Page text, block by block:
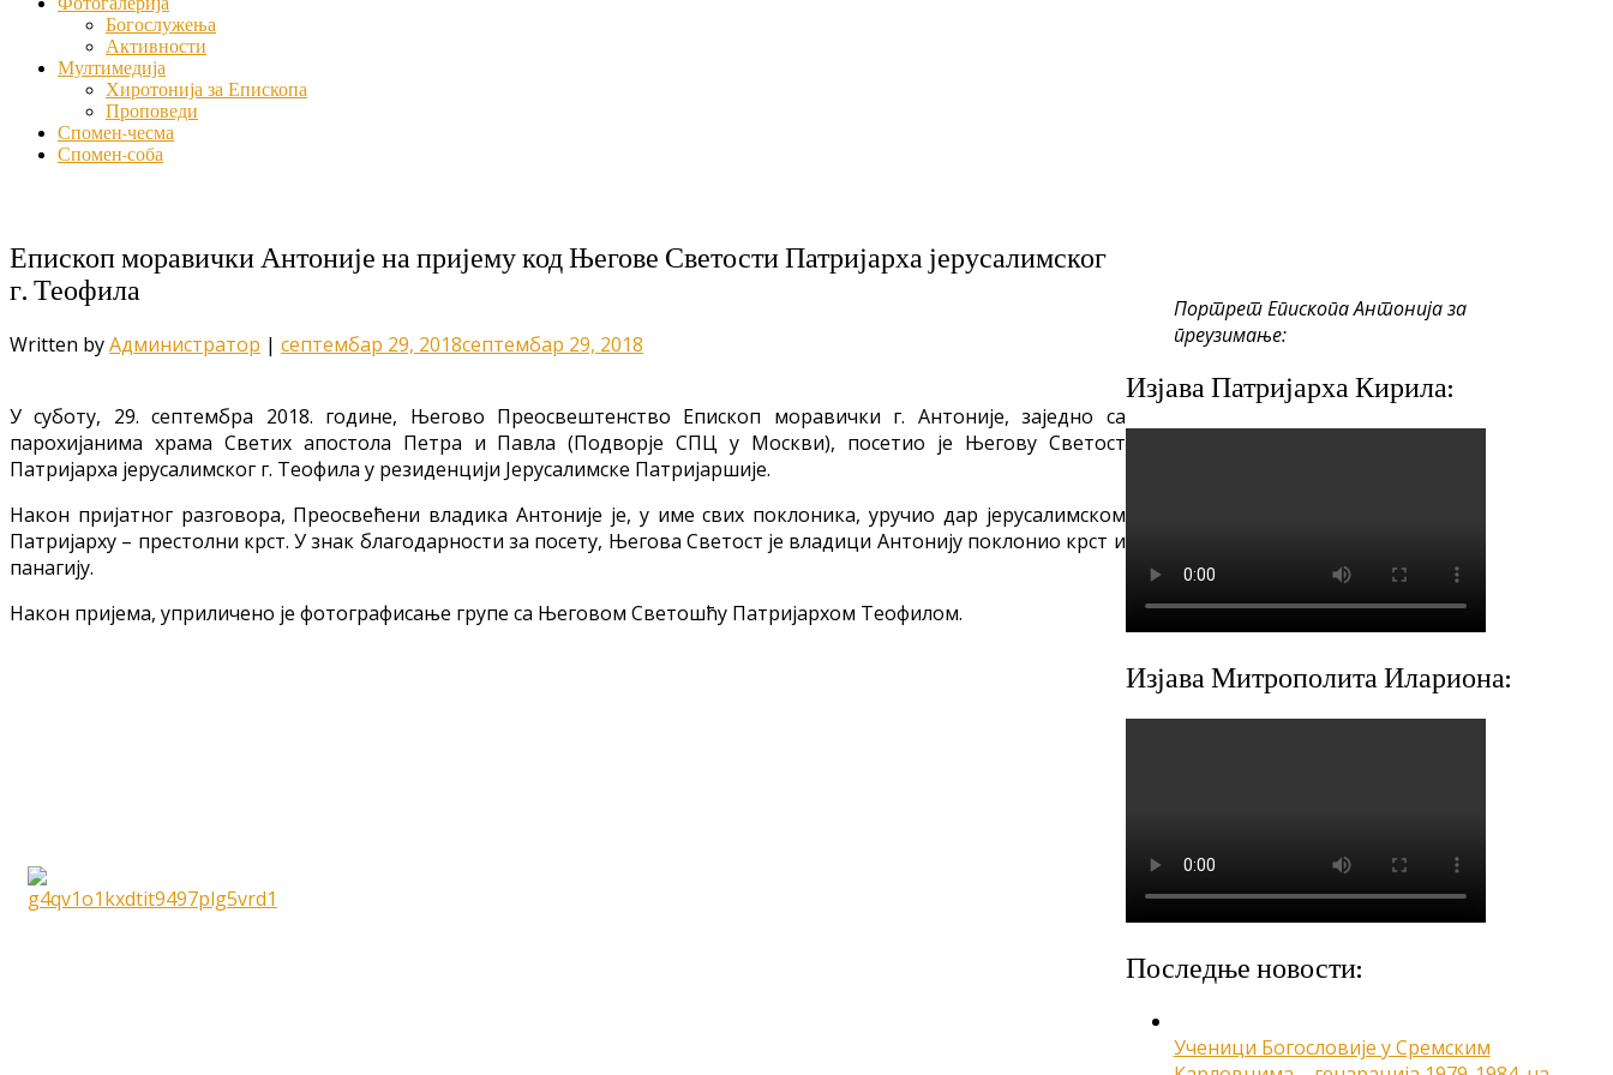
Богослужења
Активности
Мултимедија
Хиротонија за Епископа
Проповеди
Спомен-чесма
Спомен-соба
Епископ моравички Антоније на пријему код Његове Светости Патријарха јерусалимског
г. Теофила
Written byАдминистратор | септембар 29, 2018септембар 29, 2018
У суботу, 29. септембра 2018. године, Његово Преосвештенство Епископ моравички г. Антоније, заједно са
парохијанима храма Светих апостола Петра и Павла (Подворје СПЦ у Москви), посетио је Његову Светост
Патријарха јерусалимског г. Теофила у резиденцији Јерусалимске Патријаршије.
Након пријатног разговора, Преосвећени владика Антоније је, у име свих поклоника, уручио дар јерусалимском
Патријарху – престолни крст. У знак благодарности за посету, Његова Светост је владици Антонију поклонио крст и
панагију.
Након пријема, уприличено је фотографисање групе са Његовом Светошћу Патријархом Теофилом.
Портрет Епископа Антонија за
преузимање:
Изјава Патријарха Кирила:
Изјава Митрополита Илариона:
Последње новости:
Ученици Богословије у Сремским